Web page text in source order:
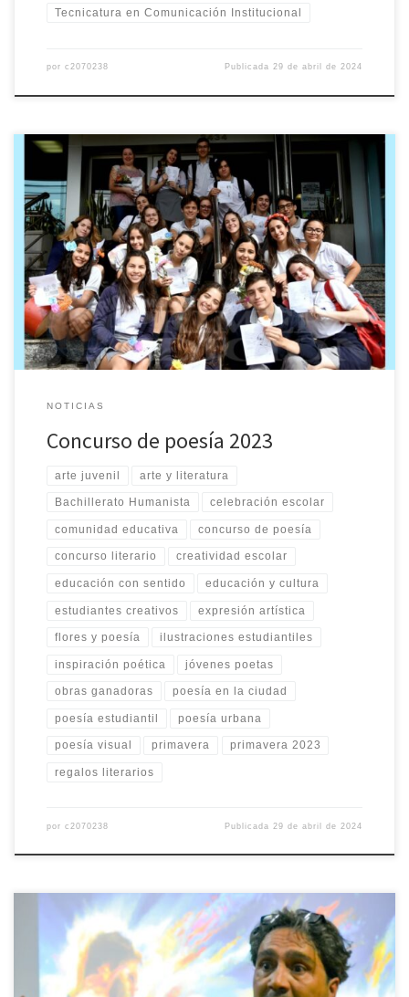
Tecnicatura en Comunicación Institucional
por c2070238 Publicada29 de abril de 2024
La primavera llega cargada de emociones y colores en el
Bachillerato Humanista, donde cada año se celebra un concurso
de poesía que despierta la creatividad de sus estudiantes y
embellece la ciudad. En este concurso, jóvenes poetas
comparten sus versos más conmovedores, que luego se imprimen
junto a hermosas ilustraciones […]
NOTICIAS
Concurso de poesía 2023
arte juvenil arte y literatura
Bachillerato Humanista celebración escolar
comunidad educativa concurso de poesía
concurso literario creatividad escolar
educación con sentido educación y cultura
estudiantes creativos expresión artística
flores y poesía ilustraciones estudiantiles
inspiración poética jóvenes poetas
obras ganadoras poesía en la ciudad
poesía estudiantil poesía urbana
poesía visual primavera primavera 2023
regalos literarios
por c2070238 Publicada 29 de abril de 2024
El martes 21 de febrero, pasadas las 19:30 hs., en las instalaciones
del Bachillerato Humanista, Miguel Galmarini, diseñador gráfico,